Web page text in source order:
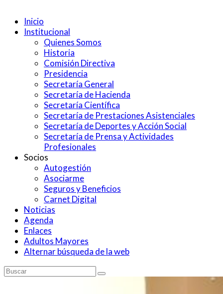
Inicio
Institucional
Quienes Somos
Historia
Comisión Directiva
Presidencia
Secretaría General
Secretaría de Hacienda
Secretaría Científica
Secretaría de Prestaciones Asistenciales
Secretaría de Deportes y Acción Social
Secretaría de Prensa y Actividades
Profesionales
Socios
Autogestión
Asociarme
Seguros y Beneficios
Carnet Digital
Noticias
Agenda
Enlaces
Adultos Mayores
Alternar búsqueda de la web